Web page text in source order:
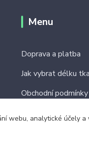
Menu
Doprava a platba
Jak vybrat délku
Obchodní podmínky
webu, analytické účely